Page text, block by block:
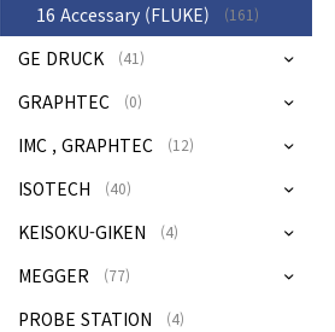
16 Accessary (FLUKE) (161)
GE DRUCK (41)
GRAPHTEC (0)
IMC , GRAPHTEC (12)
ISOTECH (40)
KEISOKU-GIKEN (4)
MEGGER (77)
PROBE STATION (4)